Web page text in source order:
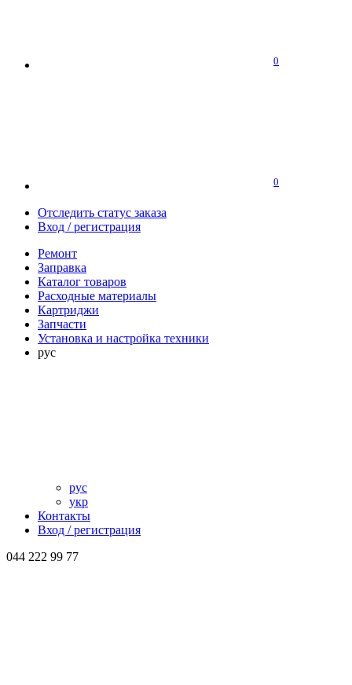
0
0
Отследить статус заказа
Вход / регистрация
Ремонт
Заправка
Каталог товаров
Расходные материалы
Картриджи
Запчасти
Установка и настройка техники
рус
рус
укр
Контакты
Вход / регистрация
044 222 99 77